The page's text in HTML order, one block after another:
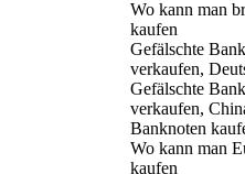
Wo kann man
kaufen
Gefälschte
verkaufen,
Gefälschte
verkaufen,
Banknoten
Wo kann man
kaufen